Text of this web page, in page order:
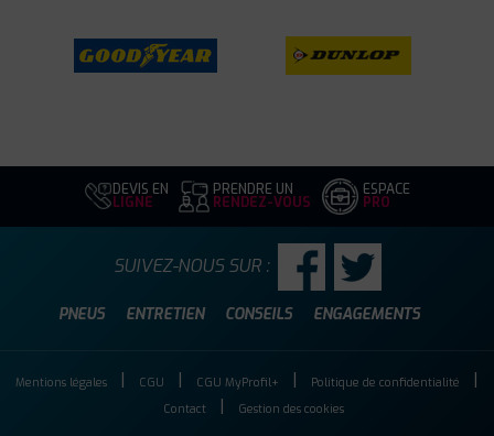
DEVIS EN
LIGNE
PRENDRE UN
RENDEZ-VOUS
ESPACE
PRO
PNEUS ENTRETIEN CONSEILS ENGAGEMENTS
SUIVEZ-NOUS SUR :
Mentions légales CGU CGU MyProfil+
Politique de confidentialité
Contact
Gestion des cookies